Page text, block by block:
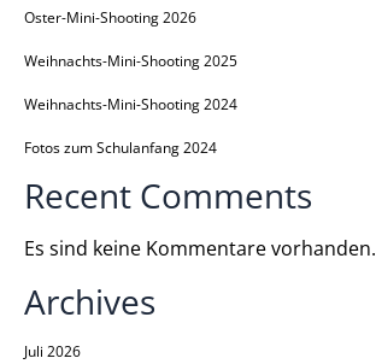
Oster-Mini-Shooting 2026
Weihnachts-Mini-Shooting 2025
Weihnachts-Mini-Shooting 2024
Fotos zum Schulanfang 2024
Recent Comments
Es sind keine Kommentare vorhanden.
Archives
Juli 2026